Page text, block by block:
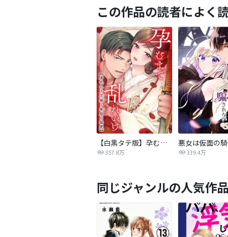
この作品の読者によく
【白黒タテ版】孕むまで乱れいけ～身代わり花嫁と軍服の猛愛
357.8万 339.4万
同じジャンルの人気作品